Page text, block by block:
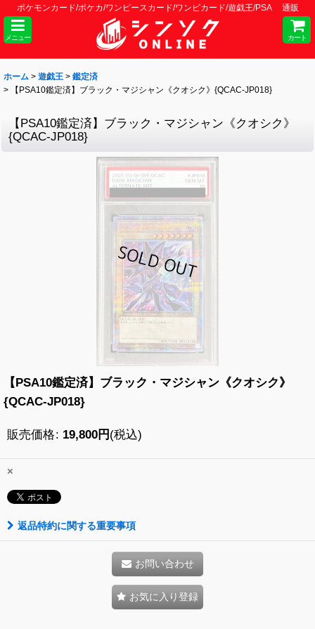
ポケモンカード/ポケカ/ワンピースカード/ワンピカード/遊戯王/PSA 通販
メニュー カート
ホーム > 遊戯王 > 鑑定済
>
【PSA10鑑定済】ブラック・マジシャン《クオシク》{QCAC-JP018}
【PSA10鑑定済】ブラック・マジシャン《クオシク》
{QCAC-JP018}
【PSA10鑑定済】ブラック・マジシャン《クオシク》
{QCAC-JP018}
販売価格: 19,800円 (税込)
×
返品特約に関する重要事項
お問い合わせ
お気に入り登録